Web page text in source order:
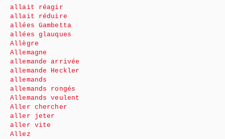
allait réagir
allait réduire
allées Gambetta
allées glauques
Allègre
Allemagne
allemande arrivée
allemande Heckler
allemands
allemands rongés
Allemands veulent
Aller chercher
aller jeter
aller vite
Allez